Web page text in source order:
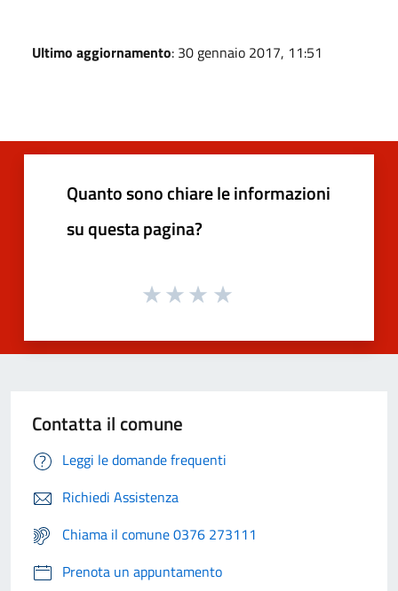
Ultimo aggiornamento: 30 gennaio 2017, 11:51
Quanto sono chiare le informazioni
su questa pagina?
Contatta il comune
Leggi le domande frequenti
Richiedi Assistenza
Chiama il comune 0376 273111
Prenota un appuntamento